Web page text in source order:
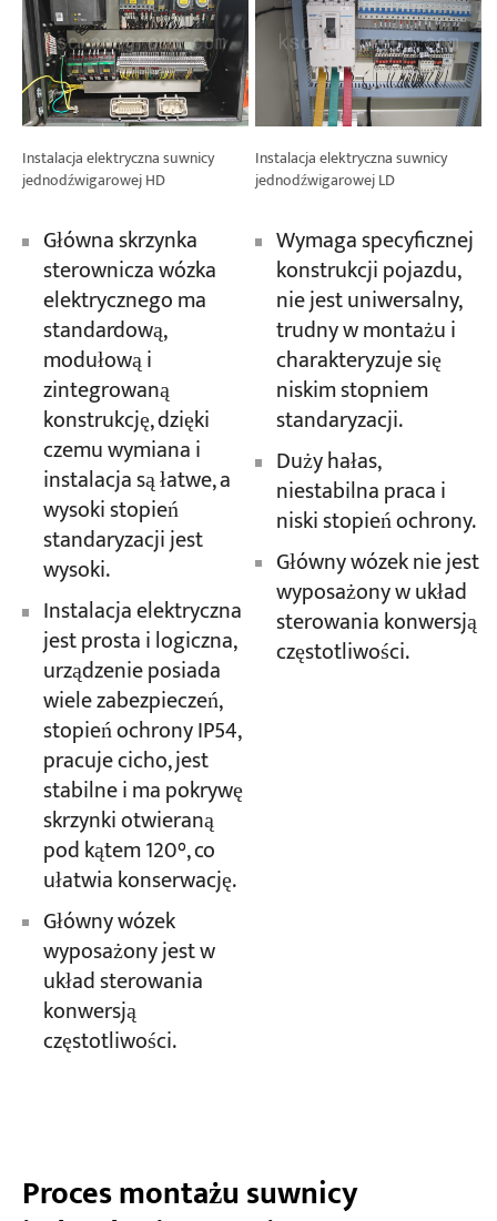
Instalacja elektryczna suwnicy
jednodźwigarowej HD
Główna skrzynka
sterownicza wózka
elektrycznego ma
standardową,
modułową i
zintegrowaną
konstrukcję, dzięki
czemu wymiana i
instalacja są łatwe, a
wysoki stopień
standaryzacji jest
wysoki.
Instalacja elektryczna
jest prosta i logiczna,
urządzenie posiada
wiele zabezpieczeń,
stopień ochrony IP54,
pracuje cicho, jest
stabilne i ma pokrywę
skrzynki otwieraną
pod kątem 120°, co
ułatwia konserwację.
Główny wózek
wyposażony jest w
układ sterowania
konwersją
częstotliwości.
Instalacja elektryczna suwnicy
jednodźwigarowej LD
Wymaga specyficznej
konstrukcji pojazdu,
nie jest uniwersalny,
trudny w montażu i
charakteryzuje się
niskim stopniem
standaryzacji.
Duży hałas,
niestabilna praca i
niski stopień ochrony.
Główny wózek nie jest
wyposażony w układ
sterowania konwersją
częstotliwości.
Proces montażu suwnicy